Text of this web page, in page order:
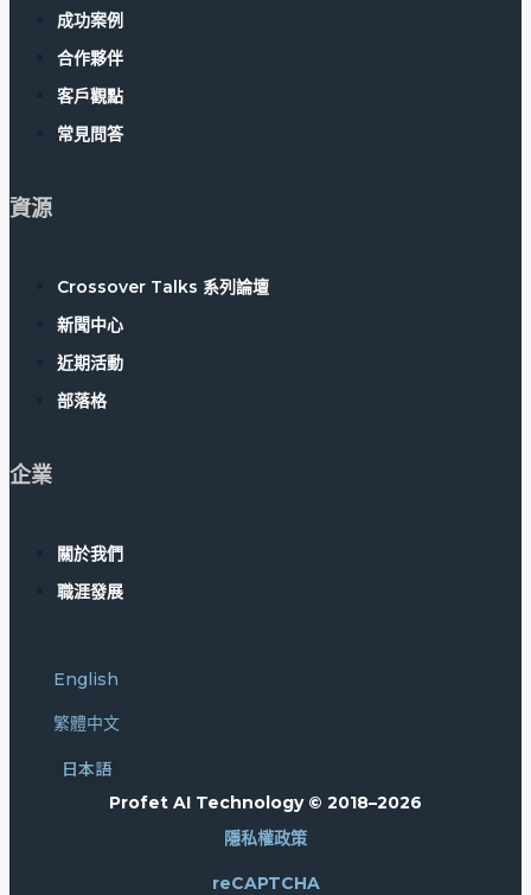
成功案例
合作夥伴
客戶觀點
常見問答
資源
Crossover Talks 系列論壇
新聞中心
近期活動
部落格
企業
關於我們
職涯發展
English
繁體中文
日本語
Profet AI Technology © 2018–2026
隱私權政策
reCAPTCHA